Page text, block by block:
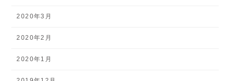
2020年3月
2020年2月
2020年1月